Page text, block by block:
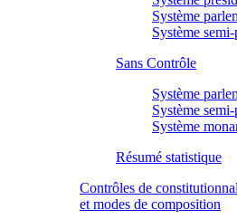
Système
Système
Sans Contrôle
Système
Système
Système
Résumé statistique
Contrôles de
et modes de composition